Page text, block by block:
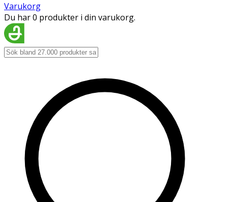
Varukorg
Du har 0 produkter i din varukorg.